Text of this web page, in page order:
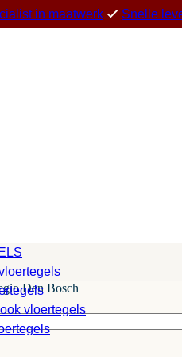
in maatwerk Snelle
Den Bosch
vloertegels